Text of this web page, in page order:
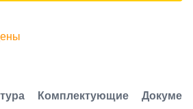
Комплектующие